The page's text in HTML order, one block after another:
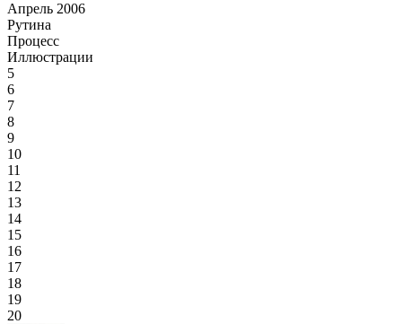
Апрель 2006
Рутина
Процесс
Иллюстрации
5
6
7
8
9
10
11
12
13
14
15
16
17
18
19
20